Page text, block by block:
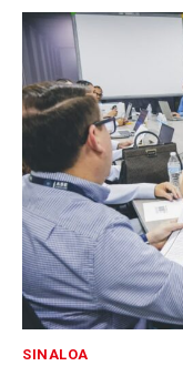
SINALOA